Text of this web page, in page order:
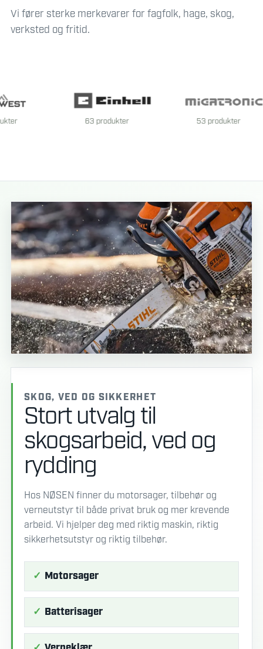
Vi fører sterke merkevarer for fagfolk, hage, skog,
verksted og fritid.
63 produkter 53 produkter
SKOG, VED OG SIKKERHET
Stort utvalg til
skogsarbeid, ved og
rydding
Hos NØSEN finner du motorsager, tilbehør og
verneutstyr til både privat bruk og mer krevende
arbeid. Vi hjelper deg med riktig maskin, riktig
sikkerhetsutstyr og riktig tilbehør.
Motorsager
Batterisager